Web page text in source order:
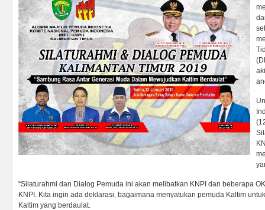
“Silaturahmi dan Dialog Pemuda ini akan melibatkan KNPI dan beberapa
KNPI. Kita ingin ada deklarasi, bagaimana menyatukan pemuda Kaltim
Kaltim yang berdaulat.